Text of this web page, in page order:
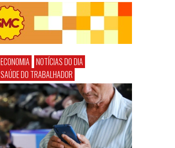
ECONOMIA NOTÍCIAS DO DIA
SAÚDE DO TRABALHADOR